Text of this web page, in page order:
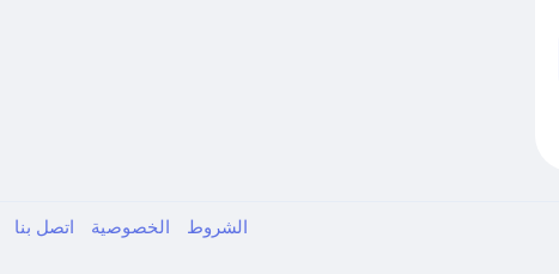
الشروط الخصوصية اتصل بنا